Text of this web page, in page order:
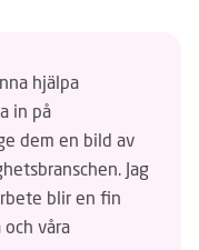
hjälpa
in på
dem en bild av
Jag
blir en fin
våra